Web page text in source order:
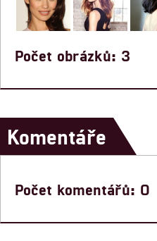
Počet obrázků: 3
Komentáře
Počet komentářů: 0